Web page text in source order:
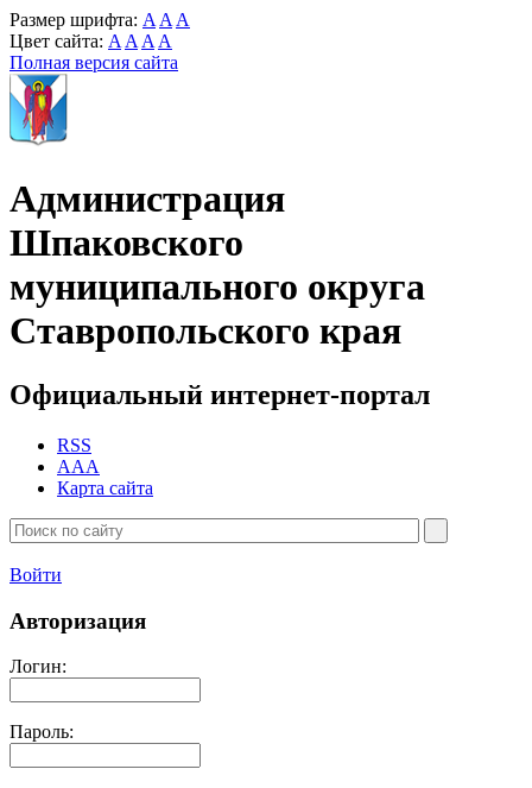
Размер шрифта: A A A
Цвет сайта: A A A A
Полная версия сайта
Администрация
Шпаковского
муниципального округа
Ставропольского края
Официальный интернет-портал
RSS
AAA
Карта сайта
Войти
Авторизация
Логин:
Пароль: